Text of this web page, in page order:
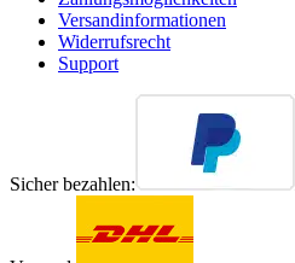
Versandinformationen
Widerrufsrecht
Support
Sicher bezahlen: